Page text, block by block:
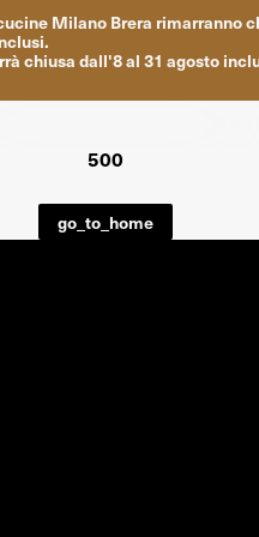
Milano Brera rimarranno
.
chiusa dall'8al 31 agosto
500
go_to_home